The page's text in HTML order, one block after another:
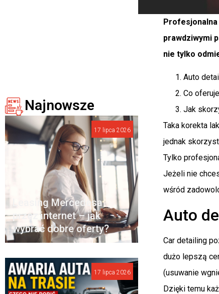
Profesjonalna
prawdziwymi
nie tylko
Auto
Co
Jak
Taka korekta
jednak
Tylko
Jeżeli nie
wśród
Auto
Car detailing
dużo lepszą
(usuwanie
Dzięki temu
Najnowsze
Leasing Mercedesa
przez internet – jak
wybrać dobre oferty?
17 lipca 2026
17 lipca 2026